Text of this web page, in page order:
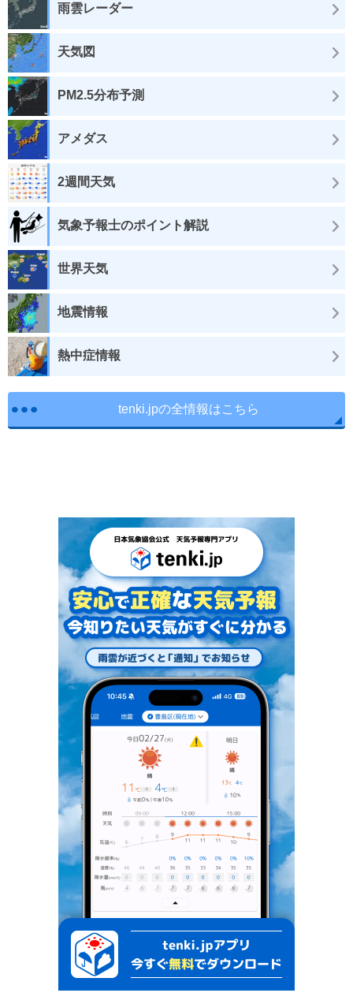
雨雲レーダー
天気図
PM2.5分布予測
アメダス
2週間天気
気象予報士のポイント解説
世界天気
地震情報
熱中症情報
tenki.jpの全情報はこちら